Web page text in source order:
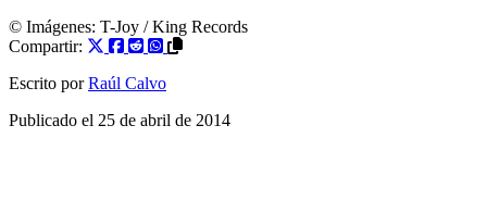
© Imágenes: T-Joy / King Records
Compartir:
Escrito por Raúl Calvo
Publicado el 25 de abril de 2014